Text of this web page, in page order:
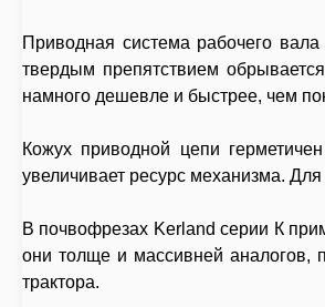
Приводная система рабочего
твердым препятствием
намного дешевле и быстрее, чем
Кожух приводной цепи
увеличивает ресурс механизма.
В почвофрезах Kerland серии К
они толще и массивней аналогов,
трактора.